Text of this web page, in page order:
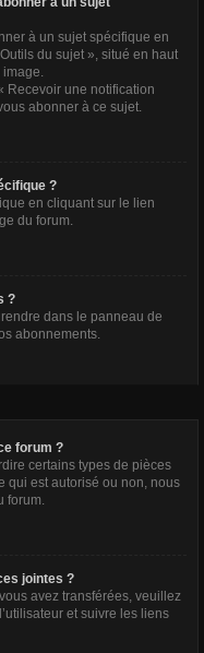
à un sujet spécifique en
du sujet », situé en haut
image.
Recevoir une notification
abonner à ce sujet.
?
en cliquant sur le lien
du forum.
?
dans le panneau de
abonnements.
forum ?
certains types de pièces
qui est autorisé ou non, nous
forum.
jointes ?
avez transférées, veuillez
et suivre les liens